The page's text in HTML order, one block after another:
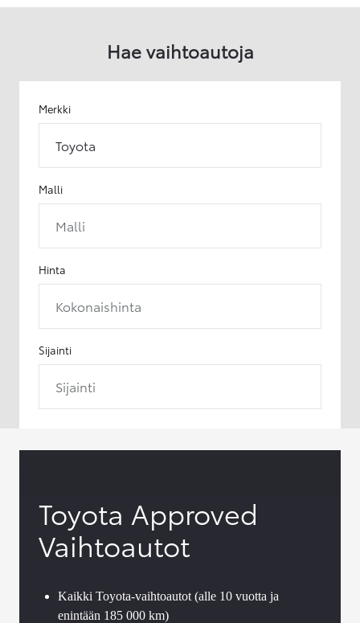
Hae vaihtoautoja
Merkki
Toyota
Malli
Malli
Hinta
Kokonaishinta
Sijainti
Sijainti
Toyota Approved
Vaihtoautot
Kaikki Toyota-vaihtoautot (alle 10 vuotta ja
enintään 185 000 km)